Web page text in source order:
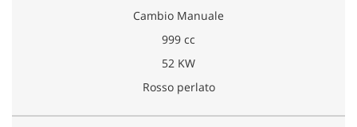
Cambio Manuale
999 cc
52 KW
Rosso perlato